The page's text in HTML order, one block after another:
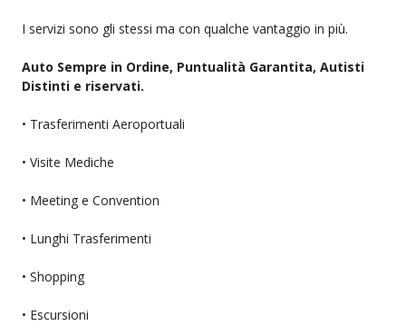
I servizi sono gli stessi ma con qualche vantaggio in più.
Auto Sempre in Ordine, Puntualità Garantita, Autisti
Distinti e riservati.
• Trasferimenti Aeroportuali
• Visite Mediche
• Meeting e Convention
• Lunghi Trasferimenti
• Shopping
• Escursioni